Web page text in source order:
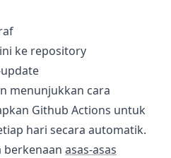
ke repository
menunjukkan cara
Github Actions untuk
hari secara automatik.
berkenaan asas-asas